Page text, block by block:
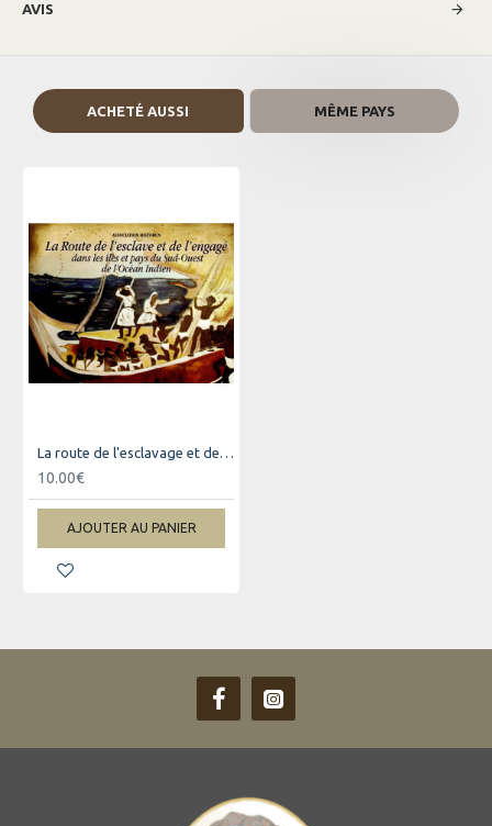
AVIS
ACHETÉ AUSSI MÊME PAYS
La route de l'esclavage et de l'engagé
10.00€
AJOUTER AU PANIER